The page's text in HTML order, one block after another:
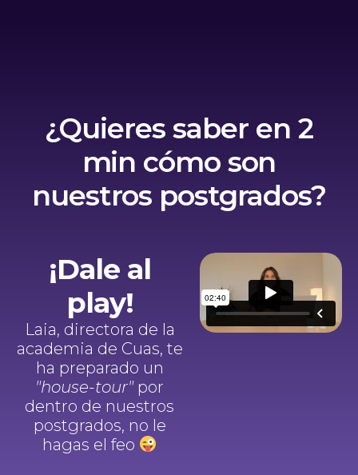
¡Dale al
play!
Laia, directora de la
academia de Cuas, te
ha preparado un
"house-tour"por
dentro de nuestros
postgrados, no le
hagas el feo
¿Quieres saber en 2
min cómo son
nuestros postgrados?